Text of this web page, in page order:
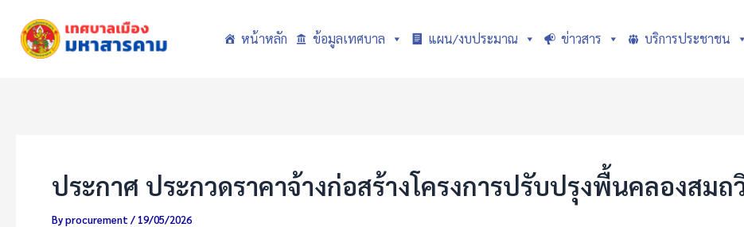
content
หน้าหลัก ข้อมูลเทศบาล แผน/งบประมาณ ข่าวสาร บริการประชาชน
ประกาศ ประกวดราคาจ้างก่อสร้างโครงการปรับปรุงพื้นคลองสมถ
Byprocurement / 19/05/2026